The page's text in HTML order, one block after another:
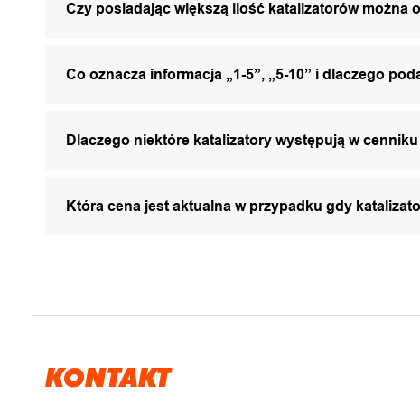
Czy posiadając większą ilość katalizatorów można
Co oznacza informacja „1-5”, „5-10” i dlaczego
Dlaczego niektóre katalizatory występują w
Która cena jest aktualna w przypadku gdy
KONTAKT